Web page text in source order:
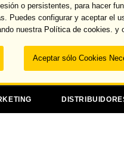
o persistentes, para hacer
Puedes configurar y aceptar
nuestra Política de cookies. y
contraseña